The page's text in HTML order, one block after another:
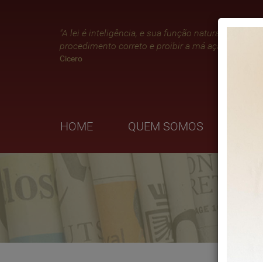
"A lei é inteligência, e sua função natural é impor o
procedimento correto e proibir a má ação."
Cicero
HOME QUEM SOMOS